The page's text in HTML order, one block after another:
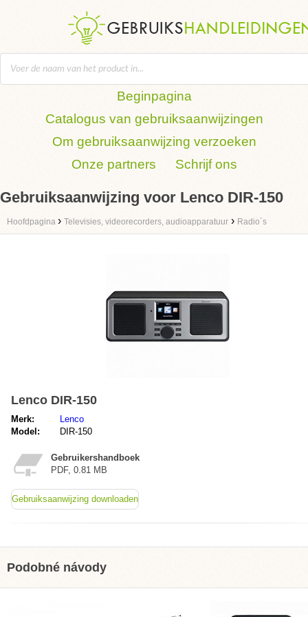
Beginpagina
Catalogus van gebruiksaanwijzingen
Om gebruiksaanwijzing verzoeken
Onze partners
Schrijf ons
Gebruiksaanwijzing voor Lenco DIR-150
Hoofdpagina › Televisies, videorecorders, audioapparatuur › Radio´s
Lenco DIR-150
Merk:
Lenco
Model:
DIR-150
Gebruikershandboek
PDF, 0.81 MB
Gebruiksaanwijzing downloaden
Podobné návody